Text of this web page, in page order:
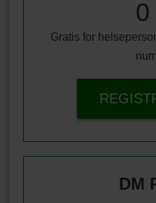
0
Gratis for
DM